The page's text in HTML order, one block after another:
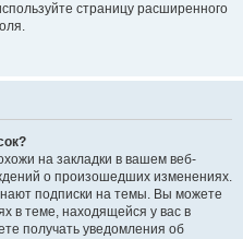
страницу расширенного
на закладки в вашем веб-
о произошедших изменениях.
подписки на темы. Вы можете
в теме, находящейся у вас в
получать уведомления об